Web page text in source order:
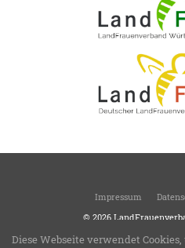
Impressum
© 2026
Diese Webseite verwendet